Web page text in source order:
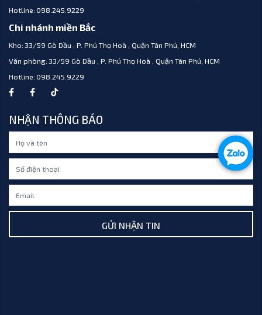
Hotline: 098.245.9229
Chi nhánh miền Bắc
Kho: 33/59 Gò Dầu , P. Phú Thọ Hoà , Quận Tân Phú, HCM
Văn phòng: 33/59 Gò Dầu , P. Phú Thọ Hoà , Quận Tân Phú, HCM
Hotline: 098.245.9229
NHẬN THÔNG BÁO
GỬI NHẬN TIN